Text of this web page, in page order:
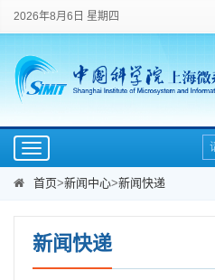
2026年8月6日 星期四
Toggle
navigation
首页>新闻中心>新闻快递
新闻快递